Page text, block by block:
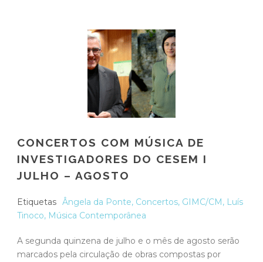
CONCERTOS COM MÚSICA DE
INVESTIGADORES DO CESEM I
JULHO – AGOSTO
Etiquetas Ângela da Ponte, Concertos, GIMC/CM, Luís
Tinoco, Música Contemporânea
A segunda quinzena de julho e o mês de agosto serão
marcados pela circulação de obras compostas por